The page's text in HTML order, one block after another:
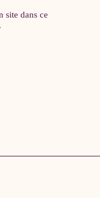
site dans ce